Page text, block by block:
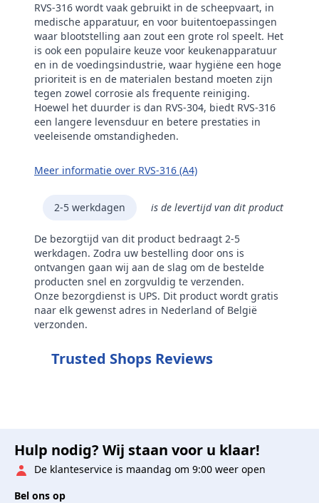
RVS-316 wordt vaak gebruikt in de scheepvaart, in
medische apparatuur, en voor buitentoepassingen
waar blootstelling aan zout een grote rol speelt. Het
is ook een populaire keuze voor keukenapparatuur
en in de voedingsindustrie, waar hygiëne een hoge
prioriteit is en de materialen bestand moeten zijn
tegen zowel corrosie als frequente reiniging.
Hoewel het duurder is dan RVS-304, biedt RVS-316
een langere levensduur en betere prestaties in
veeleisende omstandigheden.
Meer informatie over RVS-316 (A4)
2-5 werkdagen is de levertijd van dit product
De bezorgtijd van dit product bedraagt 2-5
werkdagen. Zodra uw bestelling door ons is
ontvangen gaan wij aan de slag om de bestelde
producten snel en zorgvuldig te verzenden.
Onze bezorgdienst is UPS. Dit product wordt gratis
naar elk gewenst adres in Nederland of België
verzonden.
Trusted Shops Reviews
Hulp nodig? Wij staan voor u klaar!
De klanteservice is maandag om 9:00 weer open
Bel ons op